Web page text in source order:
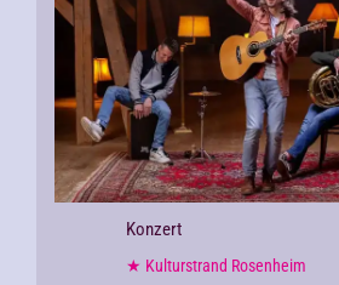
Konzert
★ Kulturstrand Rosenheim